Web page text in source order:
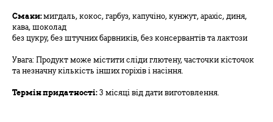
Смаки:мигдаль, кокос, гарбуз, капучіно, кунжут, арахіс, диня,
кава, шоколад
без цукру, без штучних барвників, без консервантів та лактози
Увага: Продукт може містити сліди глютену, часточки кісточок
та незначну кількість інших горіхів і насіння.
Термін придатності: 3 місяці від дати виготовлення.